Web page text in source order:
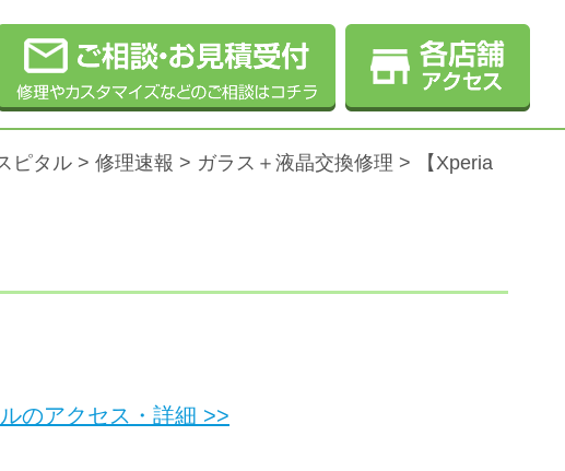
ピタル > 修理速報 > ガラス＋液晶交換修理 >
【Xperia
のアクセス・詳細 >>